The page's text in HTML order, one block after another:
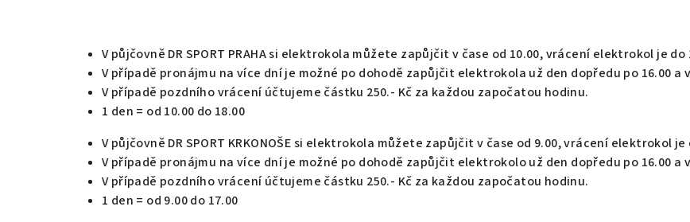
V půjčovně DR SPORT PRAHA si elektrokola můžete zapůjčit v čase od 10.00, vrácení elektrokol je do
V případě pronájmu na více dní je možné po dohodě zapůjčit elektrokola už den dopředu po 16.00
V případě pozdního vrácení účtujeme částku 250.- Kč za každou započatou hodinu.
1 den = od 10.00 do 18.00
V půjčovně DR SPORT KRKONOŠE si elektrokola můžete zapůjčit v čase od 9.00, vrácení elektrokol je
V případě pronájmu na více dní je možné po dohodě zapůjčit elektrokolo už den dopředu po 16.00
V případě pozdního vrácení účtujeme částku 250.- Kč za každou započatou hodinu.
1 den = od 9.00 do 17.00